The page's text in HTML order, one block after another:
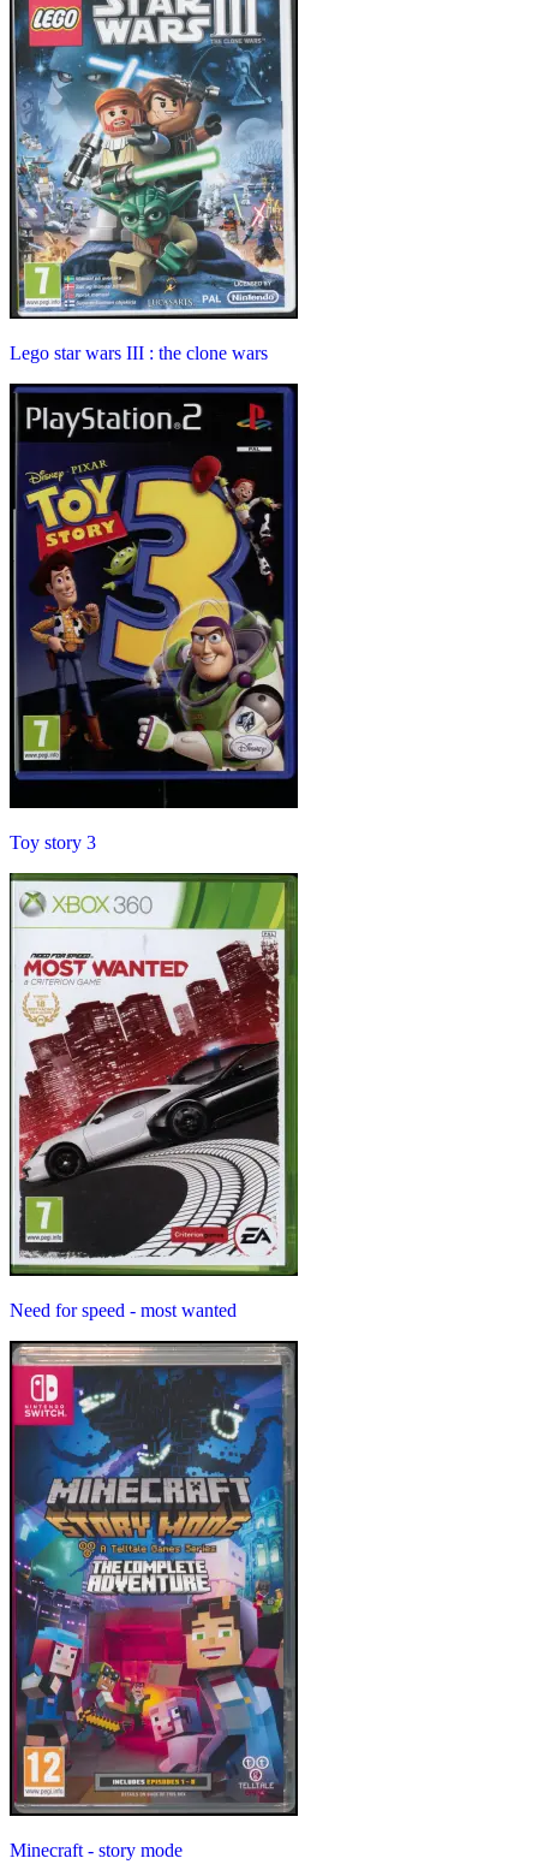
Lego star wars III : the clone wars
Toy story 3
Need for speed - most wanted
Minecraft - story mode